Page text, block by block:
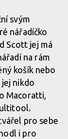
svým
nářadíčko
Scott jej má
na rám
košík nebo
nikdo
Macoratti,
pro sebe
i pro